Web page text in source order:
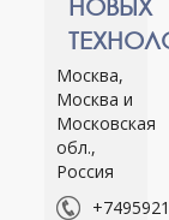
НОВЫХ
Москва,
Москва и
Московская
обл.,
Россия